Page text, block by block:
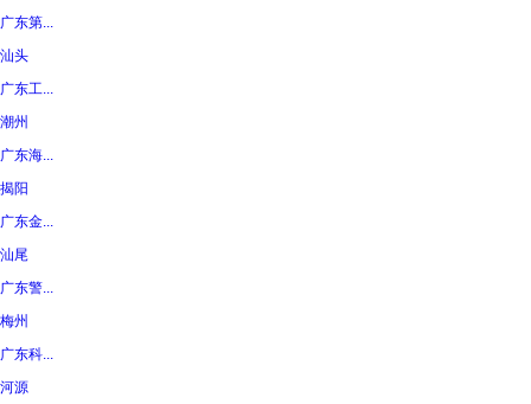
广东第...
汕头
广东工...
潮州
广东海...
揭阳
广东金...
汕尾
广东警...
梅州
广东科...
河源